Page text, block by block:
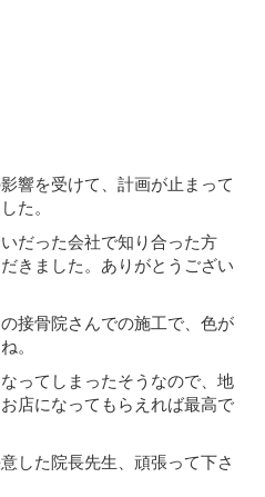
響を受けて、計画が止まって
た。
だった会社で知り合った方
きました。ありがとうござい
接骨院さんでの施工で、色が
。
ってしまったそうなので、地
店になってもらえれば最高で
した院長先生、頑張って下さ